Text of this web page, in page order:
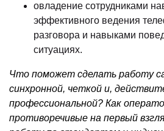
овладение сотрудниками
эффективного ведения
разговора и навыками
ситуациях.
Что поможет сделать работуc
синхронной, четкой и,
профессиональной? Как
противоречивые на первый